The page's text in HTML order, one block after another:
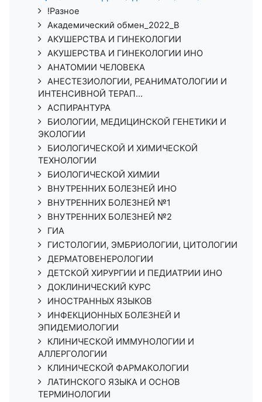
!Разное
Академический обмен_2022_В
АКУШЕРСТВА И ГИНЕКОЛОГИИ
АКУШЕРСТВА И ГИНЕКОЛОГИИ ИНО
АНАТОМИИ ЧЕЛОВЕКА
АНЕСТЕЗИОЛОГИИ, РЕАНИМАТОЛОГИИ И
ИНТЕНСИВНОЙ ТЕРАП...
АСПИРАНТУРА
БИОЛОГИИ, МЕДИЦИНСКОЙ ГЕНЕТИКИ И
ЭКОЛОГИИ
БИОЛОГИЧЕСКОЙ И ХИМИЧЕСКОЙ
ТЕХНОЛОГИИ
БИОЛОГИЧЕСКОЙ ХИМИИ
ВНУТРЕННИХ БОЛЕЗНЕЙ ИНО
ВНУТРЕННИХ БОЛЕЗНЕЙ №1
ВНУТРЕННИХ БОЛЕЗНЕЙ №2
ГИА
ГИСТОЛОГИИ, ЭМБРИОЛОГИИ, ЦИТОЛОГИИ
ДЕРМАТОВЕНЕРОЛОГИИ
ДЕТСКОЙ ХИРУРГИИ И ПЕДИАТРИИ ИНО
ДОКЛИНИЧЕСКИЙ КУРС
ИНОСТРАННЫХ ЯЗЫКОВ
ИНФЕКЦИОННЫХ БОЛЕЗНЕЙ И
ЭПИДЕМИОЛОГИИ
КЛИНИЧЕСКОЙ ИММУНОЛОГИИ И
АЛЛЕРГОЛОГИИ
КЛИНИЧЕСКОЙ ФАРМАКОЛОГИИ
ЛАТИНСКОГО ЯЗЫКА И ОСНОВ
ТЕРМИНОЛОГИИ